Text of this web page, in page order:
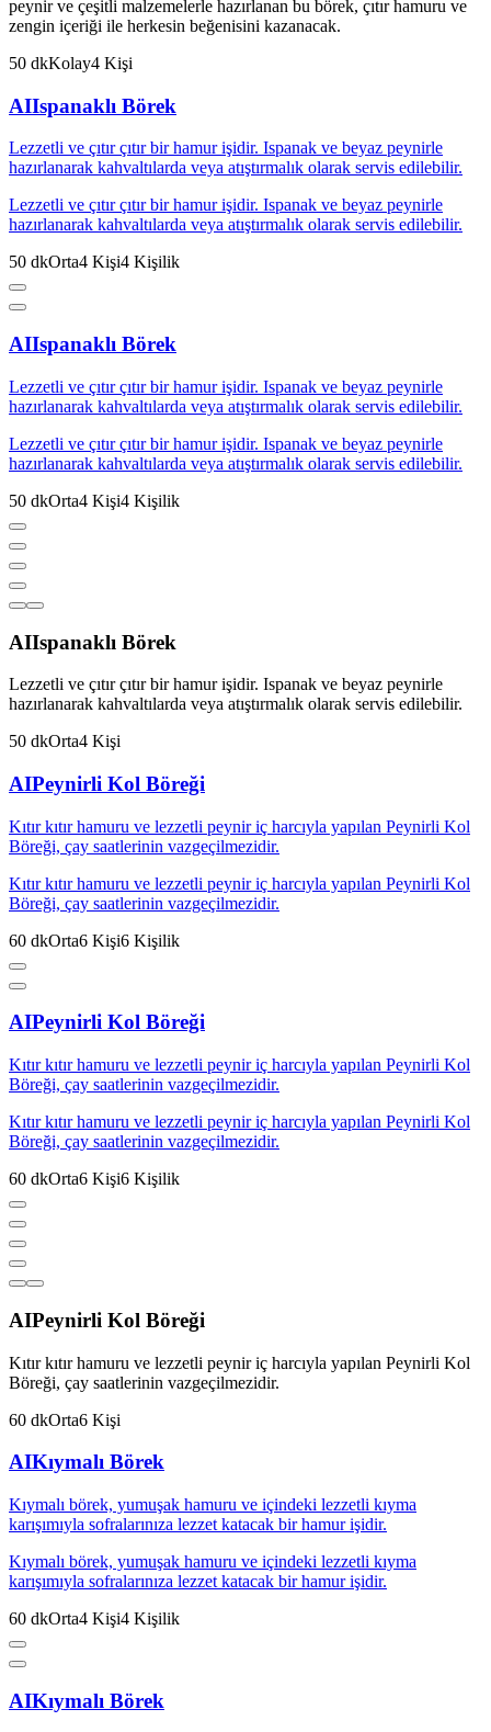
peynir ve çeşitli malzemelerle hazırlanan bu börek, çıtır hamuru ve
zengin içeriği ile herkesin beğenisini kazanacak.
50 dkKolay4 Kişi
AIIspanaklı Börek
Lezzetli ve çıtır çıtır bir hamur işidir. Ispanak ve beyaz peynirle
hazırlanarak kahvaltılarda veya atıştırmalık olarak servis edilebilir.
Lezzetli ve çıtır çıtır bir hamur işidir. Ispanak ve beyaz peynirle
hazırlanarak kahvaltılarda veya atıştırmalık olarak servis edilebilir.
50 dkOrta4 Kişi4 Kişilik
AIIspanaklı Börek
Lezzetli ve çıtır çıtır bir hamur işidir. Ispanak ve beyaz peynirle
hazırlanarak kahvaltılarda veya atıştırmalık olarak servis edilebilir.
Lezzetli ve çıtır çıtır bir hamur işidir. Ispanak ve beyaz peynirle
hazırlanarak kahvaltılarda veya atıştırmalık olarak servis edilebilir.
50 dkOrta4 Kişi4 Kişilik
AIIspanaklı Börek
Lezzetli ve çıtır çıtır bir hamur işidir. Ispanak ve beyaz peynirle
hazırlanarak kahvaltılarda veya atıştırmalık olarak servis edilebilir.
50 dkOrta4 Kişi
AIPeynirli Kol Böreği
Kıtır kıtır hamuru ve lezzetli peynir iç harcıyla yapılan Peynirli Kol
Böreği, çay saatlerinin vazgeçilmezidir.
Kıtır kıtır hamuru ve lezzetli peynir iç harcıyla yapılan Peynirli Kol
Böreği, çay saatlerinin vazgeçilmezidir.
60 dkOrta6 Kişi6 Kişilik
AIPeynirli Kol Böreği
Kıtır kıtır hamuru ve lezzetli peynir iç harcıyla yapılan Peynirli Kol
Böreği, çay saatlerinin vazgeçilmezidir.
Kıtır kıtır hamuru ve lezzetli peynir iç harcıyla yapılan Peynirli Kol
Böreği, çay saatlerinin vazgeçilmezidir.
60 dkOrta6 Kişi6 Kişilik
AIPeynirli Kol Böreği
Kıtır kıtır hamuru ve lezzetli peynir iç harcıyla yapılan Peynirli Kol
Böreği, çay saatlerinin vazgeçilmezidir.
60 dkOrta6 Kişi
AIKıymalı Börek
Kıymalı börek, yumuşak hamuru ve içindeki lezzetli kıyma
karışımıyla sofralarınıza lezzet katacak bir hamur işidir.
Kıymalı börek, yumuşak hamuru ve içindeki lezzetli kıyma
karışımıyla sofralarınıza lezzet katacak bir hamur işidir.
60 dkOrta4 Kişi4 Kişilik
AIKıymalı Börek